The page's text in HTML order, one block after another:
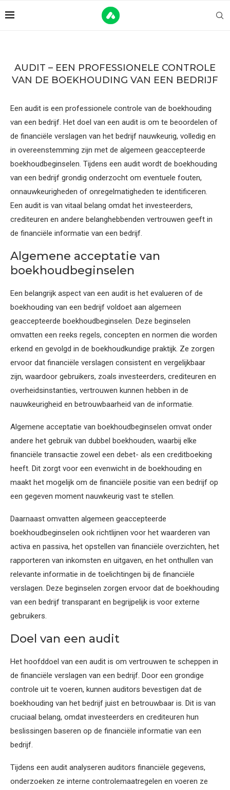
AUDIT – EEN PROFESSIONELE CONTROLE
VAN DE BOEKHOUDING VAN EEN BEDRIJF
Een audit is een professionele controle van de boekhouding
van een bedrijf. Het doel van een audit is om te beoordelen of
de financiële verslagen van het bedrijf nauwkeurig, volledig en
in overeenstemming zijn met de algemeen geaccepteerde
boekhoudbeginselen. Tijdens een audit wordt de boekhouding
van een bedrijf grondig onderzocht om eventuele fouten,
onnauwkeurigheden of onregelmatigheden te identificeren.
Een audit is van vitaal belang omdat het investeerders,
crediteuren en andere belanghebbenden vertrouwen geeft in
de financiële informatie van een bedrijf.
Algemene acceptatie van
boekhoudbeginselen
Een belangrijk aspect van een audit is het evalueren of de
boekhouding van een bedrijf voldoet aan algemeen
geaccepteerde boekhoudbeginselen. Deze beginselen
omvatten een reeks regels, concepten en normen die worden
erkend en gevolgd in de boekhoudkundige praktijk. Ze zorgen
ervoor dat financiële verslagen consistent en vergelijkbaar
zijn, waardoor gebruikers, zoals investeerders, crediteuren en
overheidsinstanties, vertrouwen kunnen hebben in de
nauwkeurigheid en betrouwbaarheid van de informatie.
Algemene acceptatie van boekhoudbeginselen omvat onder
andere het gebruik van dubbel boekhouden, waarbij elke
financiële transactie zowel een debet- als een creditboeking
heeft. Dit zorgt voor een evenwicht in de boekhouding en
maakt het mogelijk om de financiële positie van een bedrijf op
een gegeven moment nauwkeurig vast te stellen.
Daarnaast omvatten algemeen geaccepteerde
boekhoudbeginselen ook richtlijnen voor het waarderen van
activa en passiva, het opstellen van financiële overzichten, het
rapporteren van inkomsten en uitgaven, en het onthullen van
relevante informatie in de toelichtingen bij de financiële
verslagen. Deze beginselen zorgen ervoor dat de boekhouding
van een bedrijf transparant en begrijpelijk is voor externe
gebruikers.
Doel van een audit
Het hoofddoel van een audit is om vertrouwen te scheppen in
de financiële verslagen van een bedrijf. Door een grondige
controle uit te voeren, kunnen auditors bevestigen dat de
boekhouding van het bedrijf juist en betrouwbaar is. Dit is van
cruciaal belang, omdat investeerders en crediteuren hun
beslissingen baseren op de financiële informatie van een
bedrijf.
Tijdens een audit analyseren auditors financiële gegevens,
onderzoeken ze interne controlemaatregelen en voeren ze